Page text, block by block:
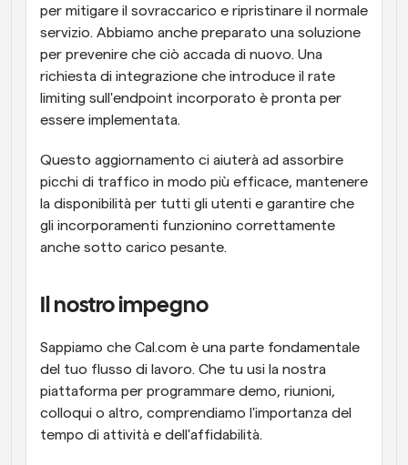
per mitigare il sovraccarico e ripristinare il normale
servizio. Abbiamo anche preparato una soluzione
per prevenire che ciò accada di nuovo. Una
richiesta di integrazione che introduce il rate
limiting sull'endpoint incorporato è pronta per
essere implementata.
Questo aggiornamento ci aiuterà ad assorbire
picchi di traffico in modo più efficace, mantenere
la disponibilità per tutti gli utenti e garantire che
gli incorporamenti funzionino correttamente
anche sotto carico pesante.
Il nostro impegno
Sappiamo che Cal.com è una parte fondamentale
del tuo flusso di lavoro. Che tu usi la nostra
piattaforma per programmare demo, riunioni,
colloqui o altro, comprendiamo l'importanza del
tempo di attività e dell'affidabilità.